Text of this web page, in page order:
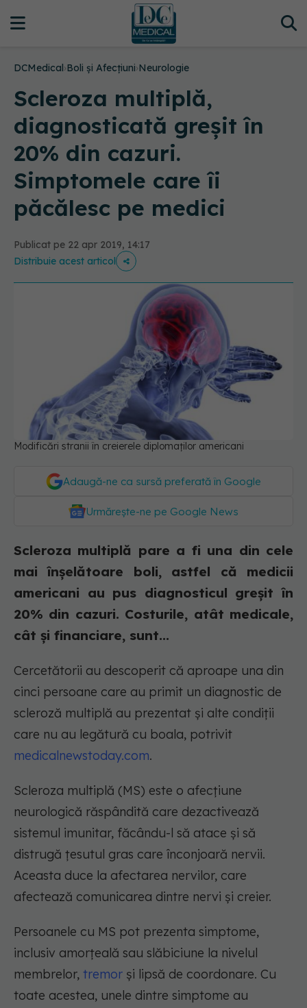
DCMedical›Boli și Afecțiuni›Neurologie
Scleroza multiplă,
diagnosticată greșit în
20% din cazuri.
Simptomele care îi
păcălesc pe medici
Publicat pe 22 apr 2019, 14:17
Distribuie acest articol
Modificări stranii în creierele diplomaților americani
Adaugă-ne ca sursă preferată în Google
Urmărește-ne pe Google News
Scleroza multiplă pare a fi una din cele
mai înșelătoare boli, astfel că medicii
americani au pus diagnosticul greșit în
20% din cazuri. Costurile, atât medicale,
cât și financiare, sunt...
Cercetătorii au descoperit că aproape una din
cinci persoane care au primit un diagnostic de
scleroză multiplă au prezentat și alte condiții
care nu au legătură cu boala, potrivit
medicalnewstoday.com.
Scleroza multiplă (MS) este o afecțiune
neurologică răspândită care dezactivează
sistemul imunitar, făcându-l să atace și să
distrugă țesutul gras care înconjoară nervii.
Aceasta duce la afectarea nervilor, care
afectează comunicarea dintre nervi și creier.
Persoanele cu MS pot prezenta simptome,
inclusiv amorțeală sau slăbiciune la nivelul
membrelor, tremor și lipsă de coordonare. Cu
toate acestea, unele dintre simptome au